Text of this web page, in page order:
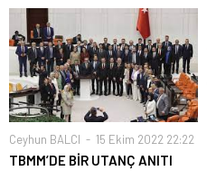
Ceyhun BALCI 15 Ekim 2022 22:22
TBMM’DE BİR UTANÇ ANITI